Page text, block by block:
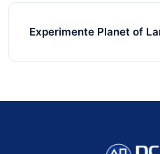
Experimente Planet of